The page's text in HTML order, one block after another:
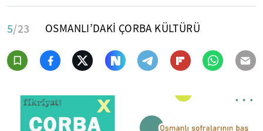
5/23 OSMANLI’DAKİ ÇORBA KÜLTÜRÜ